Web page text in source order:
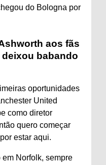
do Bologna por
aos fãs
babando
oportunidades
United
como diretor
quero começar
estar aqui.
em Norfolk, sempre